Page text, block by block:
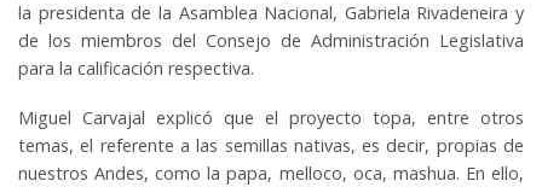
la presidenta de la Asamblea Nacional, Gabriela Rivadeneira y
de los miembros del Consejo de Administración Legislativa
para la calificación respectiva.
Miguel Carvajal explicó que el proyecto topa, entre otros
temas, el referente a las semillas nativas, es decir, propias de
nuestros Andes, como la papa, melloco, oca, mashua. En ello,